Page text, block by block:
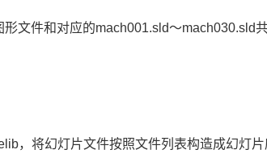
文件和对应的mach001.sld～mach030.sld
，将幻灯片文件按照文件列表构造成幻灯